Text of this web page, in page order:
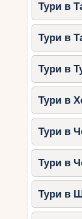
Тури в
Тури в
Тури в
Тури в
Тури в
Тури в
Тури в